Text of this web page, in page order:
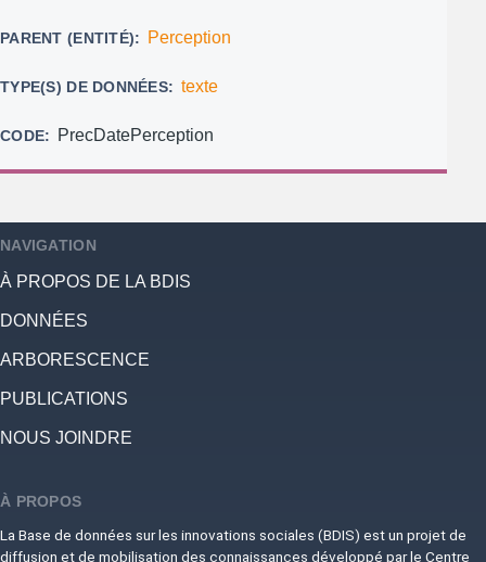
PARENT (ENTITÉ) Perception
TYPE(S) DE DONNÉES texte
CODE PrecDatePerception
NAVIGATION
À PROPOS DE LA BDIS
DONNÉES
ARBORESCENCE
PUBLICATIONS
NOUS JOINDRE
À PROPOS
La Base de données sur les innovations sociales (BDIS) est un projet de
diffusion et de mobilisation des connaissances développé par le Centre